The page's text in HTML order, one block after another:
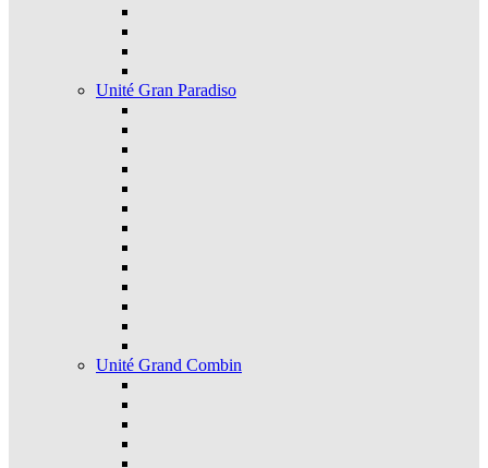
Unité Gran Paradiso
Unité Grand Combin